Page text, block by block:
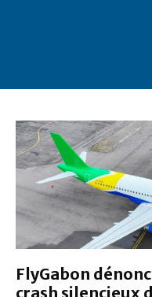
FlyGabon
crash silencieux